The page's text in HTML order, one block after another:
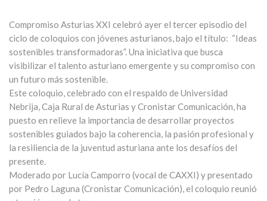
Compromiso Asturias XXI celebró ayer el tercer episodio del
ciclo de coloquios con jóvenes asturianos, bajo el título: “Ideas
sostenibles transformadoras”. Una iniciativa que busca
visibilizar el talento asturiano emergente y su compromiso con
un futuro más sostenible.
Este coloquio, celebrado con el respaldo de Universidad
Nebrija, Caja Rural de Asturias y Cronistar Comunicación, ha
puesto en relieve la importancia de desarrollar proyectos
sostenibles guiados bajo la coherencia, la pasión profesional y
la resiliencia de la juventud asturiana ante los desafíos del
presente.
Moderado por Lucía Camporro (vocal de CAXXI) y presentado
por Pedro Laguna (Cronistar Comunicación), el coloquio reunió